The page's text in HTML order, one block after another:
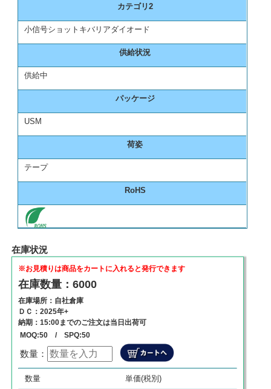
カテゴリ2
小信号ショットキバリアダイオード
供給状況
供給中
パッケージ
USM
荷姿
テープ
RoHS
在庫状況
※お見積りは商品をカートに入れると発行できます
在庫数量：6000
在庫場所：自社倉庫
ＤＣ：2025年+
納期：15:00までのご注文は当日出荷可
MOQ:50 / SPQ:50
数量：
数量 単価 商品代金
0
数量 単価(税別)